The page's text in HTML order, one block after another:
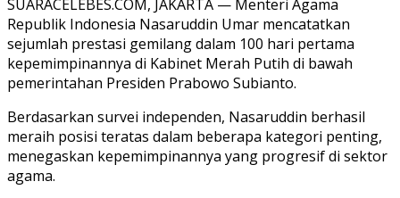
SUARACELEBES.COM, JAKARTA — Menteri Agama
Republik Indonesia Nasaruddin Umar mencatatkan
sejumlah prestasi gemilang dalam 100 hari pertama
kepemimpinannya di Kabinet Merah Putih di bawah
pemerintahan Presiden Prabowo Subianto.
Berdasarkan survei independen, Nasaruddin berhasil
meraih posisi teratas dalam beberapa kategori penting,
menegaskan kepemimpinannya yang progresif di sektor
agama.